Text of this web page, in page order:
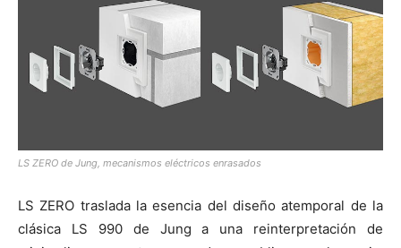
LS ZERO de Jung, mecanismos eléctricos enrasados
LS ZERO traslada la esencia del diseño atemporal de la
clásica LS 990 de Jung a una reinterpretación de